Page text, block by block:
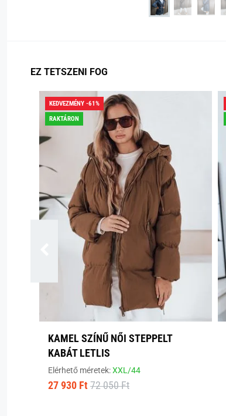
EZ TETSZENI FOG
KEDVEZMÉNY -61%
RAKTÁRON
KAMEL SZÍNŰ NŐI STEPPELT
KABÁT LETLIS
Elérhető méretek:XXL/44
27 930 Ft 72 050 Ft